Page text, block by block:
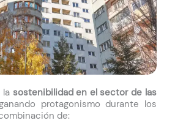
la sostenibilidad en el sector de las
protagonismo durante los
de: